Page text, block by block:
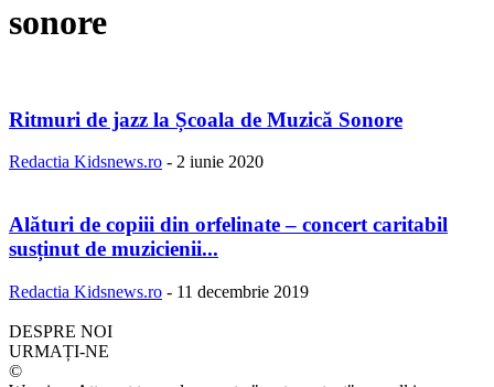
sonore
Ritmuri de jazz la Școala de Muzică Sonore
Redactia Kidsnews.ro - 2 iunie 2020
Alături de copiii din orfelinate – concert caritabil
susținut de muzicienii...
Redactia Kidsnews.ro - 11 decembrie 2019
DESPRE NOI
URMAȚI-NE
©